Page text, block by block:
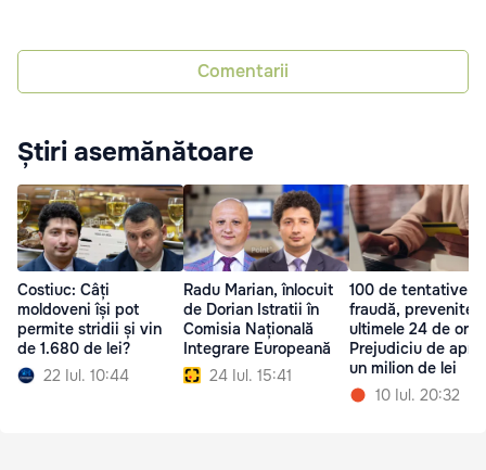
Comentarii
Știri asemănătoare
Costiuc: Câți
moldoveni își pot
permite stridii și vin
de 1.680 de lei?
22 Iul. 10:44
Radu Marian, înlocuit
de Dorian Istratii în
Comisia Națională
Integrare Europeană
24 Iul. 15:41
100 de tentative
fraudă, prevenite
ultimele 24 de ore:
Prejudiciu de
un milion de lei
10 Iul. 20:32